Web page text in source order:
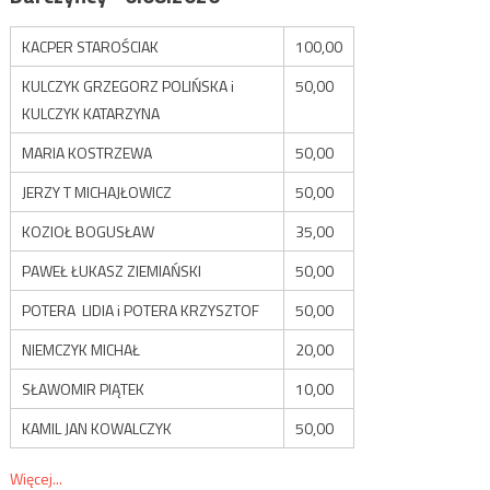
KACPER STAROŚCIAK
100,00
KULCZYK GRZEGORZ POLIŃSKA i
KULCZYK KATARZYNA
50,00
MARIA KOSTRZEWA
50,00
JERZY T MICHAJŁOWICZ
50,00
KOZIOŁ BOGUSŁAW
35,00
PAWEŁ ŁUKASZ ZIEMIAŃSKI
50,00
POTERA LIDIA i POTERA KRZYSZTOF
50,00
NIEMCZYK MICHAŁ
20,00
SŁAWOMIR PIĄTEK
10,00
KAMIL JAN KOWALCZYK
50,00
Więcej...